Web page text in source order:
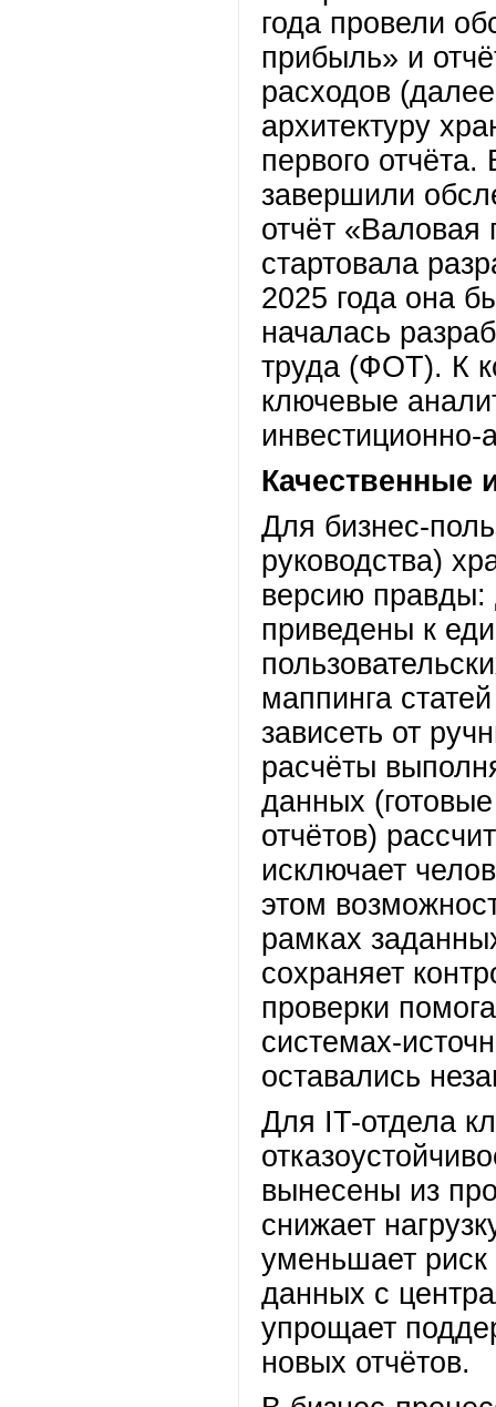
года провели
прибыль» и
расходов
архитектуру
первого
завершили
отчёт
стартовала
2025 года она
началась
труда (ФОТ). К
ключевые
инвестиционно-
Качественные
Для бизнес-
руководства)
версию правды:
приведены к
маппинга
зависеть от
расчёты
данных
отчётов)
исключает
этом
рамках
сохраняет
проверки
системах-
оставались
Для IT-отдела
вынесены из
снижает
уменьшает
данных с
упрощает
новых отчётов.